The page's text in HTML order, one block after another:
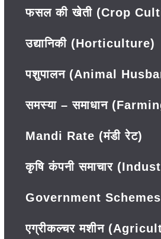
फसल की खेती (Crop
उद्यानिकी (Horticulture)
पशुपालन (Animal
समस्या – समाधान
Mandi Rate (मंडी रेट)
कृषि कंपनी समाचार
Government Schemes
एग्रीकल्चर मशीन